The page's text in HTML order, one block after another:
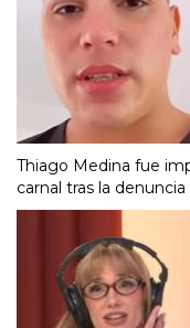
Thiago Medina fue
carnal tras la